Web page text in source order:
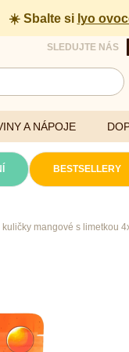
☀️ Sbalte si lyo
SLEDUJTE NÁS
A NÁPOJE
BESTSELLERY
kuličky mangové s limetkou